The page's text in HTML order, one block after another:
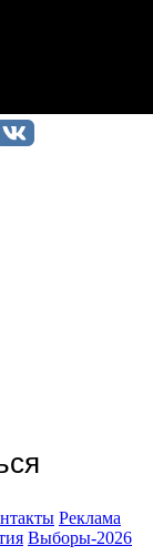
Реклама
Выборы-2026